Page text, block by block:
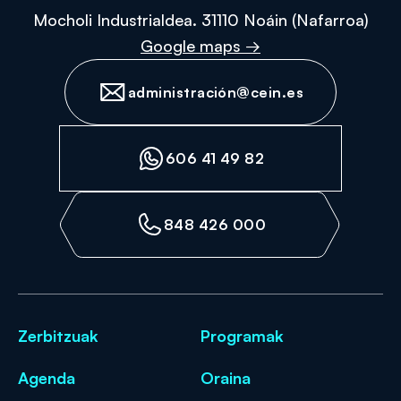
Mocholi Industrialdea. 31110 Noáin (Nafarroa)
Google maps →
administración@cein.es
606 41 49 82
848 426 000
Zerbitzuak Programak
Agenda Oraina